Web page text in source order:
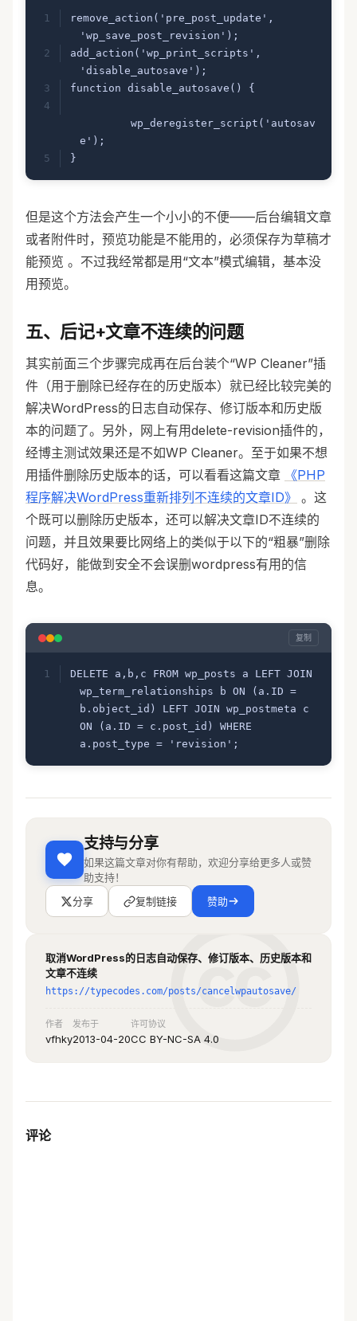
remove_action('pre_post_update',
'wp_save_post_revision');
add_action('wp_print_scripts',
'disable_autosave');
function disable_autosave() {
e');
}
但是这个方法会产生一个小小的不便——后台编辑文章
或者附件时，预览功能是不能用的，必须保存为草稿才
能预览 。不过我经常都是用“文本”模式编辑，基本没
用预览。
五、后记+文章不连续的问题
其实前面三个步骤完成再在后台装个“WP Cleaner”插
件（用于删除已经存在的历史版本）就已经比较完美的
解决WordPress的日志自动保存、修订版本和历史版
本的问题了。另外，网上有用delete-revision插件的，
经博主测试效果还是不如WP Cleaner。至于如果不想
用插件删除历史版本的话，可以看看这篇文章
《PHP
程序解决WordPress重新排列不连续的文章ID》
。这
个既可以删除历史版本，还可以解决文章ID不连续的
问题，并且效果要比网络上的类似于以下的“粗暴”删除
代码好，能做到安全不会误删wordpress有用的信
息。
复制
DELETE a,b,c FROM wp_posts a LEFT JOIN
wp_term_relationships b ON (a.ID =
b.object_id) LEFT JOIN wp_postmeta c
ON (a.ID = c.post_id) WHERE
a.post_type = 'revision';
支持与分享
如果这篇文章对你有帮助，欢迎分享给更多人或赞
助支持！
分享
复制链接 赞助
取消WordPress的日志自动保存、修订版本、历史版本和
文章不连续
https://typecodes.com/posts/cancelwpautosave/
作者
vfhky
发布于
2013-04-20
许可协议
CC BY-NC-SA 4.0
评论